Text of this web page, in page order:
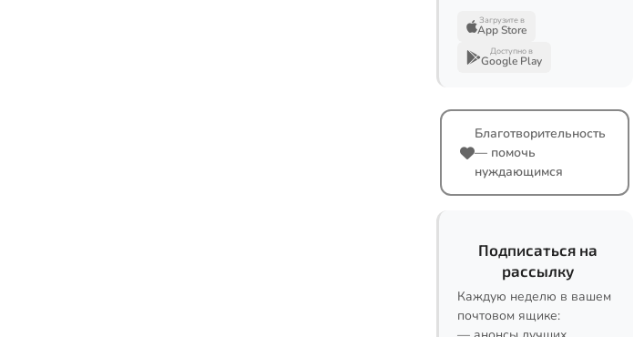
Загрузите в
App Store
Доступно в
Google Play
Благотворительность
— помочь
нуждающимся
Подписаться на
рассылку
Каждую неделю в вашем
почтовом ящике: